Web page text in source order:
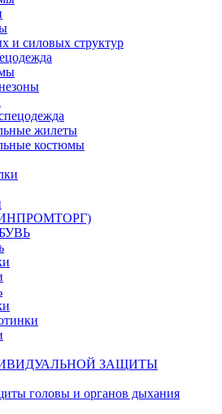
и силовых структур
жилеты
костюмы
ЗАЩИТЫ
головы и органов дыхания